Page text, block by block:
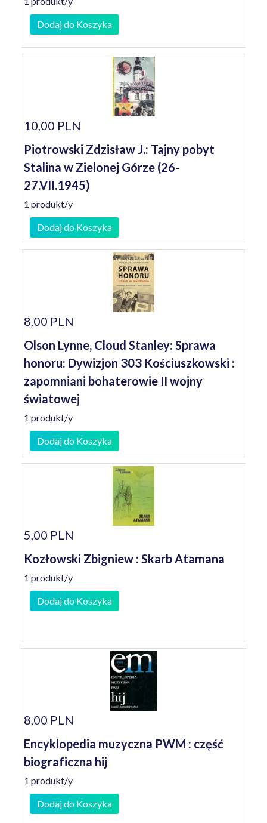
Dodaj do Koszyka
10,00 PLN
Piotrowski Zdzisław J.: Tajny pobyt
Stalina w Zielonej Górze (26-
27.VII.1945)
1 produkt/y
Dodaj do Koszyka
8,00 PLN
Olson Lynne, Cloud Stanley: Sprawa
honoru: Dywizjon 303 Kościuszkowski :
zapomniani bohaterowie II wojny
światowej
1 produkt/y
Dodaj do Koszyka
5,00 PLN
Kozłowski Zbigniew : Skarb Atamana
1 produkt/y
Dodaj do Koszyka
8,00 PLN
Encyklopedia muzyczna PWM : część
biograficzna hij
1 produkt/y
Dodaj do Koszyka